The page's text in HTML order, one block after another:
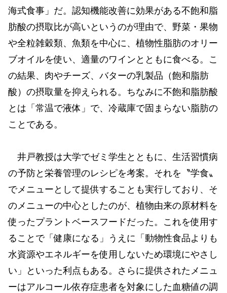
海式食事」だ。認知機能改善に効果がある不飽和脂
肪酸の摂取比が高いというのが理由で、野菜・果物
や全粒雑穀類、魚類を中心に、植物性脂肪のオリー
ブオイルを使い、適量のワインとともに食べる。こ
の結果、肉やチーズ、バターの乳製品（飽和脂肪
酸）の摂取量を抑えられる。ちなみに不飽和脂肪酸
とは「常温で液体」で、冷蔵庫で固まらない脂肪の
ことである。
井戸教授は大学でゼミ学生とともに、生活習慣病
の予防と栄養管理のレシピを考案。それを〝学食〟
でメニューとして提供することも実行しており、そ
のメニューの中心としたのが、植物由来の原材料を
使ったプラントベースフードだった。これを使用す
ることで「健康になる」うえに「動物性食品よりも
水資源やエネルギーを使用しないため環境にやさし
い」といった利点もある。さらに提供されたメニュ
ーはアルコール依存症患者を対象にした血糖値の調